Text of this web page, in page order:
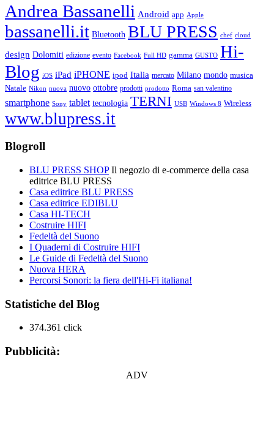
Andrea Bassanelli Android app Apple
bassanelli.it Bluetooth BLU PRESS chef cloud
design Dolomiti edizione evento Facebook Full HD gamma GUSTO Hi-
Blog iOS iPad iPHONE ipod Italia mercato Milano mondo musica
Natale Nikon nuova nuovo ottobre prodotti prodotto Roma san valentino
smartphone Sony tablet tecnologia TERNI USB Windows 8 Wireless
www.blupress.it
Blogroll
BLU PRESS SHOPIl negozio di e-commerce della casa
editrice BLU PRESS
Casa editrice BLU PRESS
Casa editrice EDIBLU
Casa HI-TECH
Costruire HIFI
Fedeltà del Suono
I Quaderni di Costruire HIFI
Le Guide di Fedeltà del Suono
Nuova HERA
Percorsi Sonori: la fiera dell'Hi-Fi italiana!
Statistiche del Blog
374.361 click
Pubblicità:
ADV